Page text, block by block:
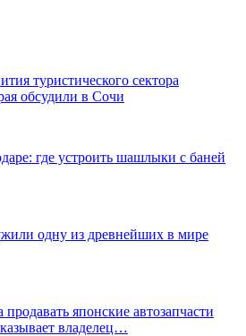
туристического сектора
обсудили в Сочи
где устроить шашлыки с баней
одну из древнейших в мире
японские автозапчасти
владелец…